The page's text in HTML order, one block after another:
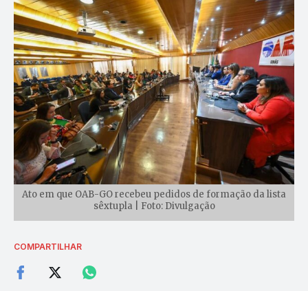
Ato em que OAB-GO recebeu pedidos de formação da lista
sêxtupla | Foto: Divulgação
COMPARTILHAR